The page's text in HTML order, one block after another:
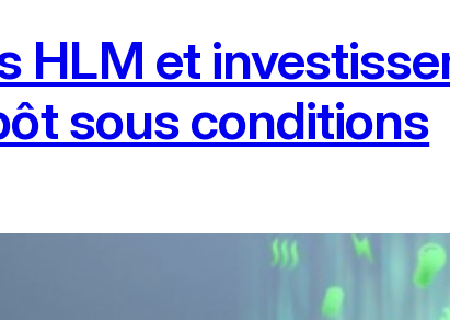
HLM et
sous conditions